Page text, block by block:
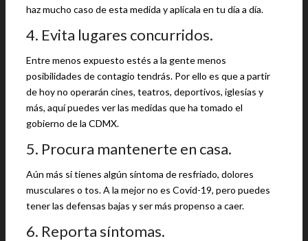
haz mucho caso de esta medida y aplícala en tu día a día.
4. Evita lugares concurridos.
Entre menos expuesto estés a la gente menos
posibilidades de contagio tendrás. Por ello es que a partir
de hoy no operarán cines, teatros, deportivos, iglesias y
más, aquí puedes ver las medidas que ha tomado el
gobierno de la CDMX.
5. Procura mantenerte en casa.
Aún más si tienes algún síntoma de resfriado, dolores
musculares o tos. A la mejor no es Covid-19, pero puedes
tener las defensas bajas y ser más propenso a caer.
6. Reporta síntomas.